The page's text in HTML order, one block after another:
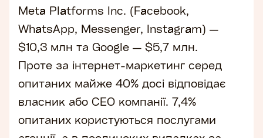
Meta Platforms Inc. (Facebook,
WhatsApp, Messenger, Instagram) —
$10,3 млн та Google — $5,7 млн.
Проте за інтернет-маркетинг серед
опитаних майже 40% досі відповідає
власник або CEO компанії. 7,4%
опитаних користуються послугами